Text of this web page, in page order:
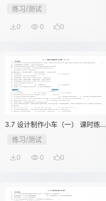
练习/测试
0 0 0
3.7 设计制作小车（一） 课时练习
练习/测试
0 0 0